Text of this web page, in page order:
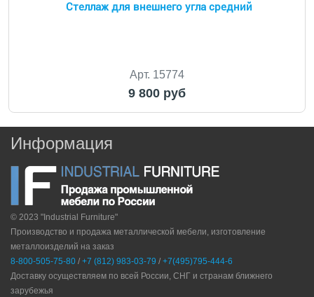
Стеллаж для внешнего угла средний
Арт. 15774
9 800 руб
Информация
© 2023 "Industrial Furniture"
Производство и продажа металлической мебели, изготовление
металлоизделий на заказ
8-800-505-75-80 / +7 (812) 983-03-79 / +7(495)795-444-6
Доставку осуществляем по всей России, СНГ и странам ближнего
зарубежья